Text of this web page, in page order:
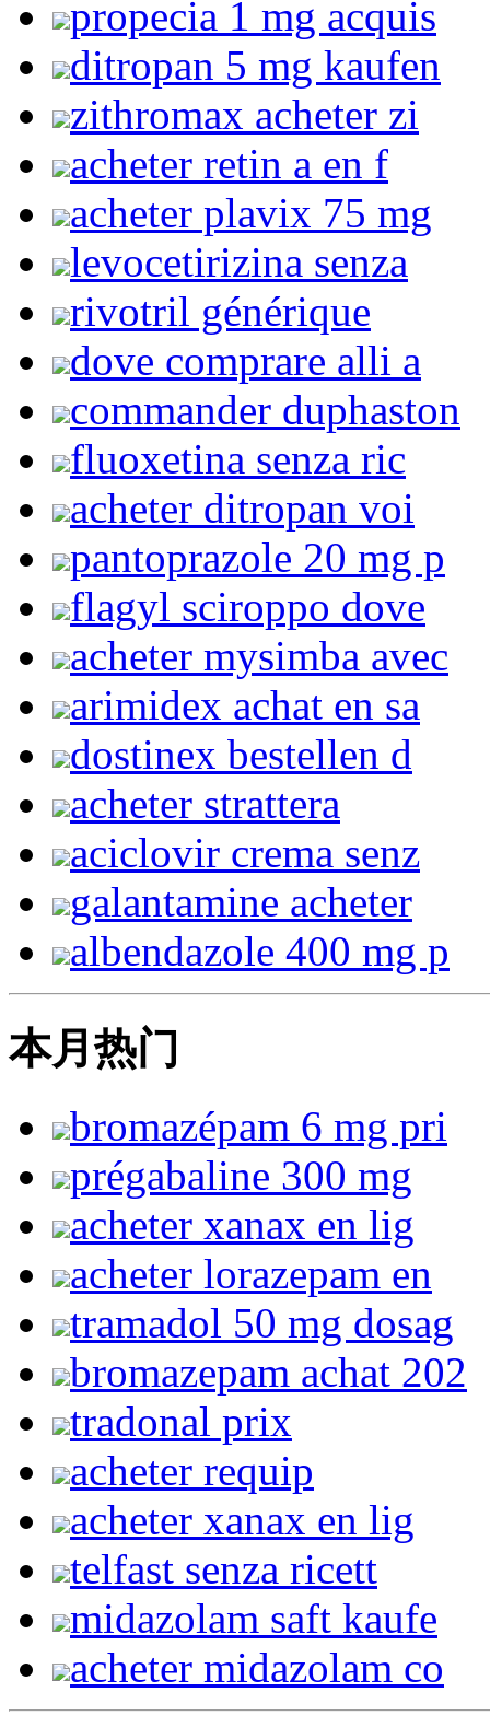
propecia 1 mg acquis
ditropan 5 mg kaufen
zithromax acheter zi
acheter retin a en f
acheter plavix 75 mg
levocetirizina senza
rivotril générique
dove comprare alli a
commander duphaston
fluoxetina senza ric
acheter ditropan voi
pantoprazole 20 mg p
flagyl sciroppo dove
acheter mysimba avec
arimidex achat en sa
dostinex bestellen d
acheter strattera
aciclovir crema senz
galantamine acheter
albendazole 400 mg p
本月热门
bromazépam 6 mg pri
prégabaline 300 mg
acheter xanax en lig
acheter lorazepam en
tramadol 50 mg dosag
bromazepam achat 202
tradonal prix
acheter requip
acheter xanax en lig
telfast senza ricett
midazolam saft kaufe
acheter midazolam co